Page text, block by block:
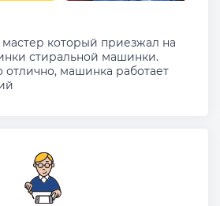
который приезжал на
стиральной машинки.
отлично, машинка работает